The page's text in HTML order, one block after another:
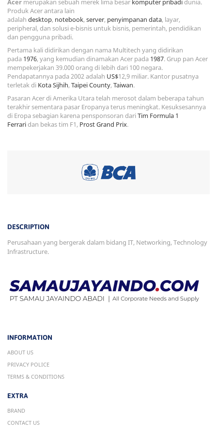
Acer merupakan sebuah merek lima besar komputer pribadidunia.
Produk Acer antara lain
adalah desktop, notebook, server, penyimpanan data, layar,
peripheral, dan solusi e-bisnis untuk bisnis, pemerintah, pendidikan
dan pengguna pribadi.
Pertama kali didirikan dengan nama Multitech yang didirikan
pada 1976, yang kemudian dinamakan Acer pada 1987. Grup pan Acer
mempekerjakan 39.000 orang di lebih dari 100 negara.
Pendapatannya pada 2002 adalah US$12,9 miliar. Kantor pusatnya
terletak di Kota Sijhih, Taipei County, Taiwan.
Pasaran Acer di Amerika Utara telah merosot dalam beberapa tahun
terakhir sementara pasar Eropanya terus meningkat. Kesuksesannya
di Eropa sebagian karena pensponsoran dariTim Formula 1
Ferraridan bekas tim F1, Prost Grand Prix.
DESCRIPTION
Perusahaan yang bergerak dalam bidang IT, Networking, Technology
Infrastructure.
INFORMATION
ABOUT US
PRIVACY POLICE
TERMS & CONDITIONS
EXTRA
BRAND
CONTACT US